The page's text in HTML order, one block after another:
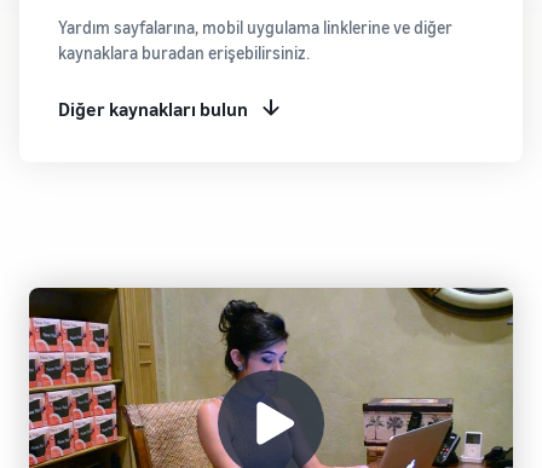
Yardım sayfalarına, mobil uygulama linklerine ve diğer
kaynaklara buradan erişebilirsiniz.
Diğer kaynakları bulun